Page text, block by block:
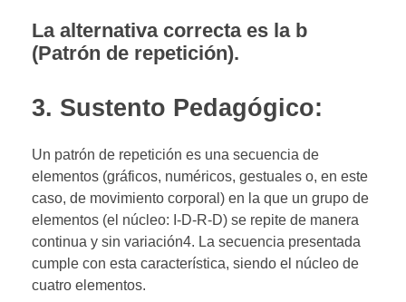
La alternativa correcta es la b
(Patrón de repetición).
3. Sustento Pedagógico:
Un patrón de repetición es una secuencia de
elementos (gráficos, numéricos, gestuales o, en este
caso, de movimiento corporal) en la que un grupo de
elementos (el núcleo: I-D-R-D) se repite de manera
continua y sin variación4. La secuencia presentada
cumple con esta característica, siendo el núcleo de
cuatro elementos.